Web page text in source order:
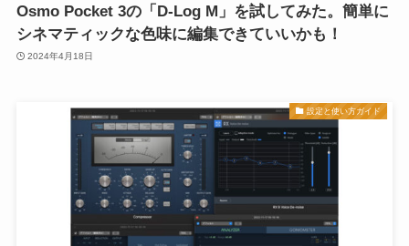
Osmo Pocket 3の「D-Log M」を試してみた。簡単に
シネマティックな色味に編集できていいかも！
2024年4月18日
設定と使い方ガイド